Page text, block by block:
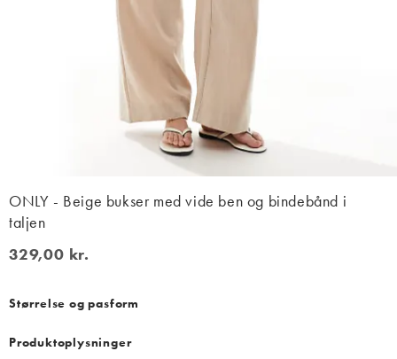
ONLY - Beige bukser med vide ben og bindebånd i
taljen
329,00 kr.
329,00 kr.
Størrelse og pasform
Produktoplysninger